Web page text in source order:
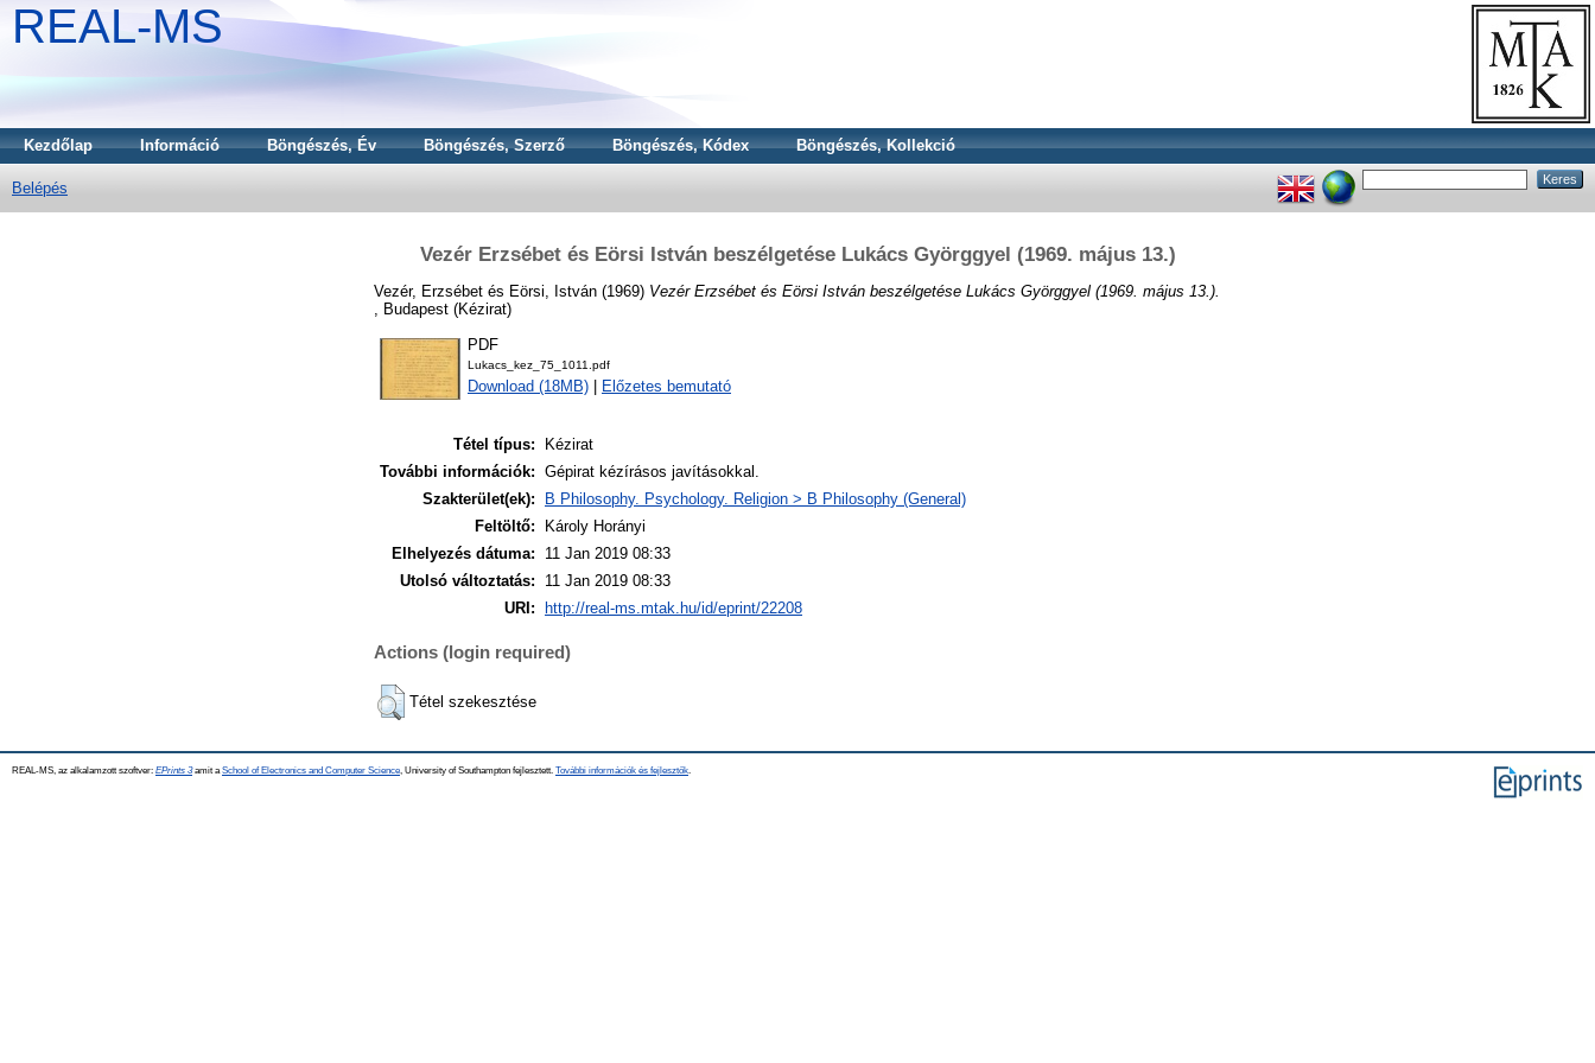
REAL-MS
Kezdőlap Információ Böngészés, Év Böngészés, Szerző Böngészés, Kódex Böngészés, Kollekció
Belépés
Vezér Erzsébet és Eörsi István beszélgetése Lukács Györggyel (1969. május 13.)
Vezér, Erzsébet és Eörsi, István (1969) Vezér Erzsébet és Eörsi István beszélgetése Lukács Györggyel (1969. május 13.).
, Budapest (Kézirat)
PDF
Lukacs_kez_75_1011.pdf
Download (18MB) Előzetes bemutató
Tétel típus:
Kézirat
További információk: Gépirat kézírásos javításokkal.
Szakterület(ek):
B Philosophy. Psychology. Religion > B Philosophy (General)
Feltöltő:
Károly Horányi
Elhelyezés dátuma:
11 Jan 2019 08:33
Utolsó változtatás:
11 Jan 2019 08:33
URI:
http://real-ms.mtak.hu/id/eprint/22208
Actions (login required)
Tétel szekesztése
REAL-MS, az alkalamzott szoftver: EPrints 3amit a School of Electronics and Computer Science , University of Southampton fejlesztett. További információk és fejlesztők